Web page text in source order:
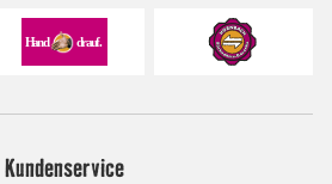
Kundenservice